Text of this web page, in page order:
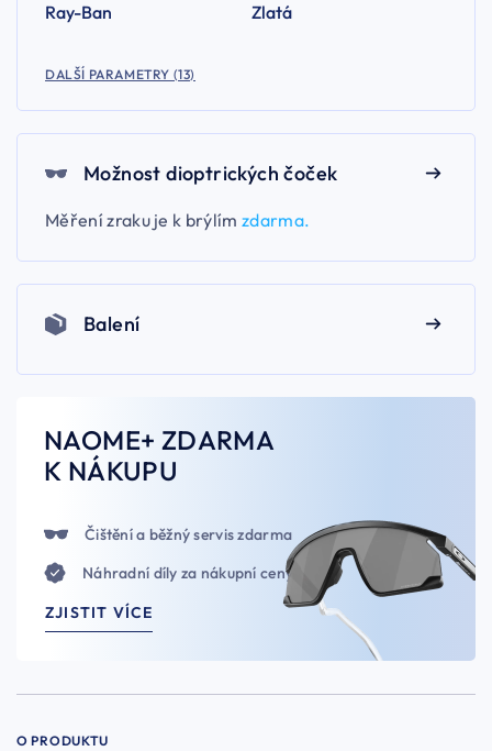
Ray-Ban Zlatá
DALŠÍ PARAMETRY (13)
Možnost dioptrických čoček
Měření zraku je k brýlím zdarma.
Balení
NAOME+ ZDARMA
K NÁKUPU
Čištění a běžný servis zdarma
Náhradní díly za nákupní ceny
ZJISTIT VÍCE
O PRODUKTU